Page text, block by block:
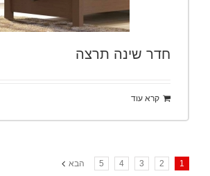
חדר שינה תרצה
קרא עוד
1
2
3
4
5 הבא